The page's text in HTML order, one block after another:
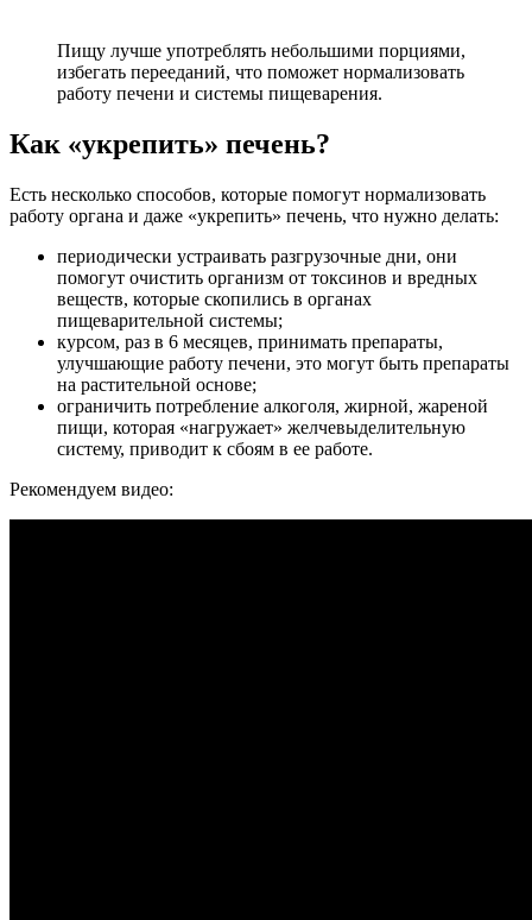
Пищу лучше употреблять небольшими порциями,
избегать перееданий, что поможет нормализовать
работу печени и системы пищеварения.
Как «укрепить» печень?
Есть несколько способов, которые помогут нормализовать
работу органа и даже «укрепить» печень, что нужно делать:
периодически устраивать разгрузочные дни, они
помогут очистить организм от токсинов и вредных
веществ, которые скопились в органах
пищеварительной системы;
курсом, раз в 6 месяцев, принимать препараты,
улучшающие работу печени, это могут быть препараты
на растительной основе;
ограничить потребление алкоголя, жирной, жареной
пищи, которая «нагружает» желчевыделительную
систему, приводит к сбоям в ее работе.
Рекомендуем видео: